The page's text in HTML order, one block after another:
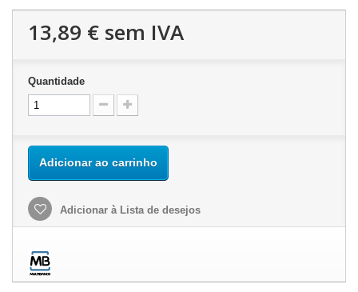
13,89 € sem IVA
Quantidade
Adicionar ao carrinho
Adicionar à Lista de desejos